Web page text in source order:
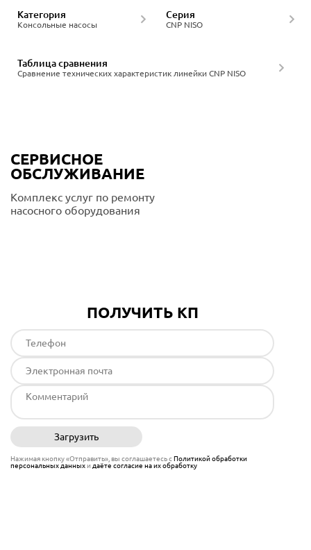
Консольные насосы
Категория
CNP NISO
Серия
Сравнение технических характеристик линейки CNP NISO
Таблица сравнения
СЕРВИСНОЕ
ОБСЛУЖИВАНИЕ
Комплекс услуг по ремонту
насосного оборудования
ПОЛУЧИТЬ КП
Загрузить
Нажимая кнопку «Отправить», вы соглашаетесь сПолитикой обработки
персональных данныхи даёте согласие на их обработку